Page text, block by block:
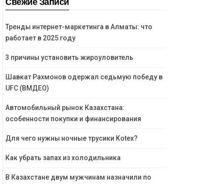
Свежие Записи
Тренды интернет-маркетинга в Алматы: что
работает в 2025 году
3 причины установить жироуловитель
Шавкат Рахмонов одержал седьмую победу в
UFC (ВМДЕО)
Автомобильный рынок Казахстана:
особенности покупки и финансирования
Для чего нужны ночные трусики Kotex?
Как убрать запах из холодильника
В Казахстане двум мужчинам назначили по